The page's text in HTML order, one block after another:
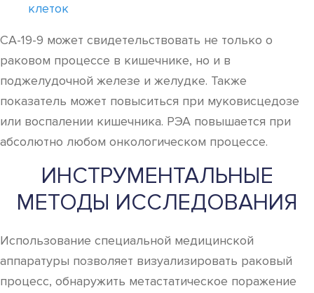
клеток
СА-19-9 может свидетельствовать не только о
раковом процессе в кишечнике, но и в
поджелудочной железе и желудке. Также
показатель может повыситься при муковисцедозе
или воспалении кишечника. РЭА повышается при
абсолютно любом онкологическом процессе.
ИНСТРУМЕНТАЛЬНЫЕ
МЕТОДЫ ИССЛЕДОВАНИЯ
Использование специальной медицинской
аппаратуры позволяет визуализировать раковый
процесс, обнаружить метастатическое поражение